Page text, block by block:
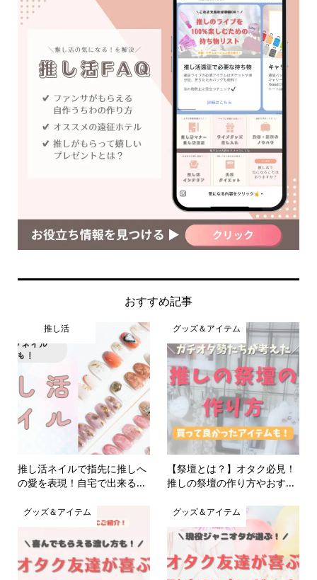
おすすめ記事
推し活
推し活ネイルで指先に推しへ
の愛を表現！自宅で出来る...
グッズ＆アイテム
【祭壇とは？】オタク必見！
推しの祭壇の作り方やおす...
グッズ＆アイテム グッズ＆アイテム